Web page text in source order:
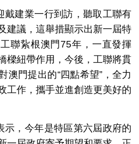
戴建業一行到訪，聽取工聯有
建議，這舉措顯示出新一屆特
聯紥根澳門75年，一直發揮
樑紐帶作用，今後，工聯將貫
澳門提出的“四點希望”，全力
工作，攜手並進創造更美好的
示，今年是特區第六屆政府的